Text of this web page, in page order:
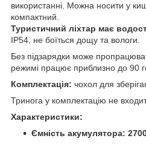
використанні. Можна носити у
компактний.
Туристичний ліхтар має
IP54, не боїться дощу та вологи.
Без підзарядки може
режимі працює приблизно до 90
Комплектація: чохол для
Тринога у комплектацію не
Характеристики:
Ємність акумулятора: